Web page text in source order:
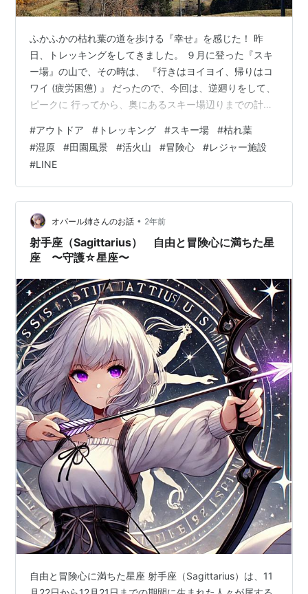
ふかふかの枯れ葉の道を歩ける『幸せ』を感じた！ 昨
日、トレッキングをしてきました。 ９月に登った『スキ
ー場』の山で、その時は、 『行きはヨイヨイ、帰りはコ
ワイ (疲労困憊) 』 だったので、今回は、逆廻りをして、
ピークに 行ってから、奥にあるスキー場辺りまでの計画
く刈られ、枯れ葉が積もったフカフカ の登山道を、気持
ちよく歩いていると『池』が 観えてきました。この辺り
から難所に入って、急な降り坂、池に 注ぐ沢を渡って、
急な坂を登るという連続で、 濡れ落ち葉と、ドロドロの
土が滑りやすいので ストックを使って、慎重に通過しま
した。渇水期の池には、…
#アウトドア # トレッキング #スキー場 #枯れ葉
#湿原 #田園風景 #活火山 #冒険心 #レジャー施設
#LINE
オパール姉さんのお話 • 2年前
射手座（Sagittarius） 自由と冒険心に満ちた星
座 〜守護☆星座〜
自由と冒険心に満ちた星座 射手座（Sagittarius）は、11